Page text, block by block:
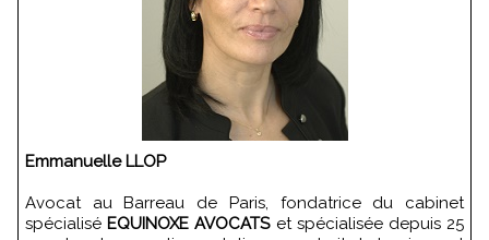
Emmanuelle LLOP
Avocat au Barreau de Paris, fondatrice du cabinet
spécialisé EQUINOXE AVOCATSet spécialisée depuis 25